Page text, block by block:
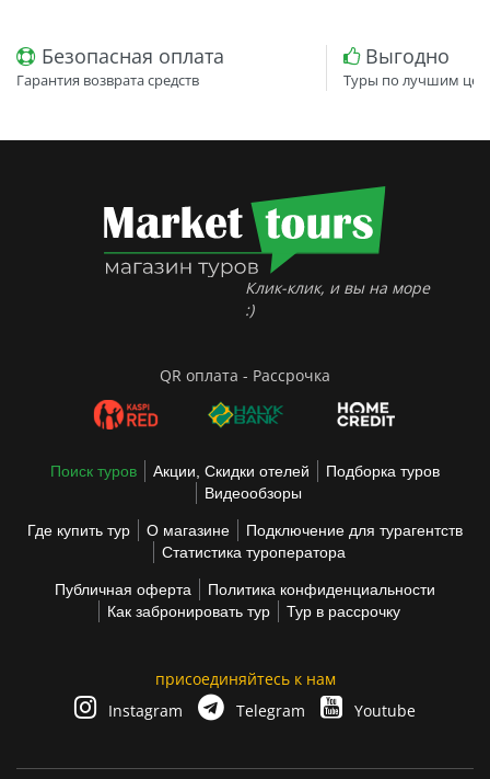
Безопасная оплата
Гарантия возврата средств
Выгодно
Туры по лучшим
Клик-клик, и вы на море
:)
QR оплата - Рассрочка
Поиск туров Акции, Скидки отелей
Подборка туров
Видеообзоры
Где купить тур О магазине
Подключение для турагентств
Статистика туроператора
Публичная оферта
Политика конфиденциальности
Как забронировать тур
Тур в рассрочку
присоединяйтесь к нам
Instagram
Telegram Youtube